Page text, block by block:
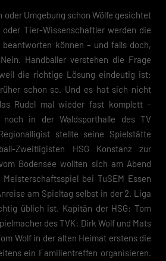
oder Umgebung schon Wölfe gesichtet
oder Tier-Wissenschaftler werden die
können – und falls doch,
Handballer verstehen die Frage
die richtige Lösung eindeutig ist:
schon so. Und es hat sich nicht
Rudel mal wieder fast komplett –
noch in der Waldsporthalle des TV
stellte seine Spielstätte
Zweitligisten HSG Konstanz zur
Bodensee wollten sich am Abend
bei TuSEM Essen
am Spieltag selbst in der 2. Liga
üblich ist. Kapitän der HSG: Tom
des TVK: Dirk Wolf und Mats
Wolf in der alten Heimat erstens die
ein Familientreffen organisieren.